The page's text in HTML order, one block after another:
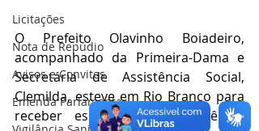
Licitações
Nota de Repúdio
Avisos e Convites
Emenda Parlamentar
O Prefeito Olavinho Boiadeiro,
acompanhado da Primeira-Dama e
Secretária de Assistência Social,
Clemilda, esteve em Rio Branco para
receber esse importante prêmio,